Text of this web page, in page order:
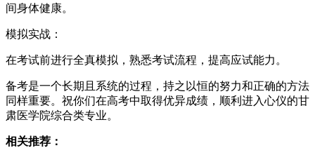
间身体健康。
模拟实战：
在考试前进行全真模拟，熟悉考试流程，提高应试能力。
备考是一个长期且系统的过程，持之以恒的努力和正确的方法
同样重要。祝你们在高考中取得优异成绩，顺利进入心仪的甘
肃医学院综合类专业。
相关推荐：